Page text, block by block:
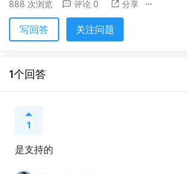
888 次浏览 评论 0 分享
写回答 关注问题
1个回答
1
是支持的